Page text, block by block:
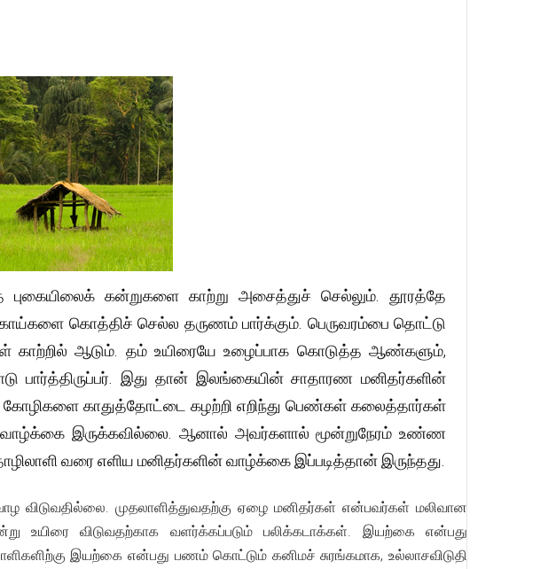
கன்றுகளை காற்று அசைத்துச் செல்லும். தூரத்தே
கொத்திச் செல்ல தருணம் பார்க்கும். பெருவரம்பை தொட்டு
காற்றில் ஆடும். தம் உயிரையே உழைப்பாக கொடுத்த ஆண்களும்,
பார்த்திருப்பர். இது தான் இலங்கையின் சாதாரண மனிதர்களின்
கோழிகளை காதுத்தோட்டை கழற்றி எறிந்து பெண்கள் கலைத்தார்கள்
வாழ்க்கை இருக்கவில்லை. ஆனால் அவர்களால் மூன்றுநேரம் உண்ண
வரை எளிய மனிதர்களின் வாழ்க்கை இப்படித்தான் இருந்தது.
விடுவதில்லை. முதலாளித்துவதற்கு ஏழை மனிதர்கள் என்பவர்கள் மலிவான
உயிரை விடுவதற்காக வளர்க்கப்படும் பலிக்கடாக்கள். இயற்கை என்பது
இயற்கை என்பது பணம் கொட்டும் கனிமச் சுரங்கமாக, உல்லாசவிடுதி